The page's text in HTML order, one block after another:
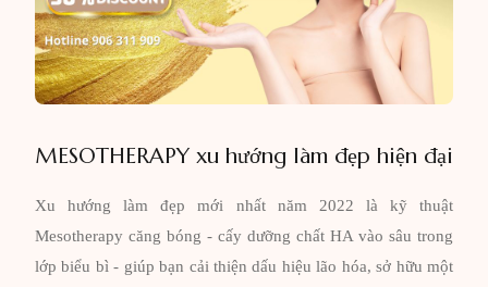
MESOTHERAPY xu hướng làm đẹp hiện đại
Xu hướng làm đẹp mới nhất năm 2022 là kỹ thuật
Mesotherapy căng bóng - cấy dưỡng chất HA vào sâu trong
lớp biểu bì - giúp bạn cải thiện dấu hiệu lão hóa, sở hữu một